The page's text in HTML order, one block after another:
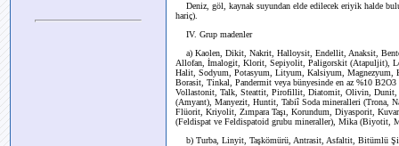
Deniz, göl, kaynak suyundan elde edilecek eriyik halde
hariç).
IV. Grup madenler
a) Kaolen, Dikit, Nakrit, Halloysit, Endellit, Anaksit,
Allofan, İmalogit, Klorit, Sepiyolit, Paligorskit (Atapuljit),
Halit, Sodyum, Potasyum, Lityum, Kalsiyum,
Borasit, Tinkal, Pandermit veya bünyesinde en az %10
Vollastonit, Talk, Steattit, Pirofillit, Diatomit, Olivin, Dunit,
(Amyant), Manyezit, Huntit, Tabiî Soda mineralleri (Trona,
Flüorit, Kriyolit, Zımpara Taşı, Korundum, Diyasporit,
(Feldispat ve Feldispatoid grubu mineraller), Mika
b) Turba, Linyit, Taşkömürü, Antrasit, Asfaltit, Bitümlü